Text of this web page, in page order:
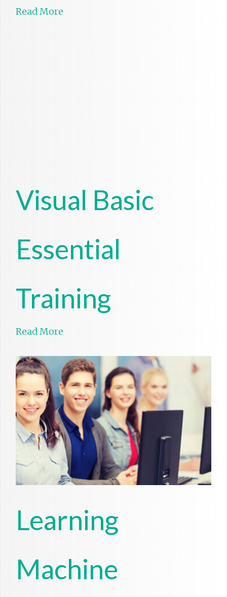
Read More
Visual Basic
Essential
Training
Read More
Learning
Machine